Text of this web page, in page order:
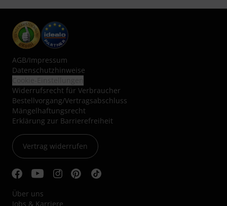
AGB/Impressum
Datenschutzhinweise
Widerrufsrecht für Verbraucher
Bestellvorgang/Vertragsabschluss
Mängelhaftungsrecht
Erklärung zur Barrierefreiheit
Vertrag widerrufen
Über uns
Jobs & Karriere